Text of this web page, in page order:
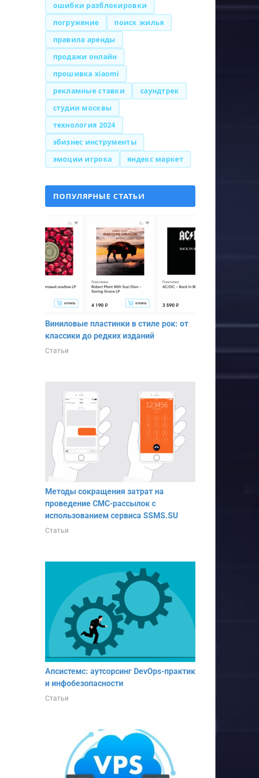
ошибки разблокировки
погружение
поиск жилья
правила аренды
продажи онлайн
прошивка xiaomi
рекламные ставки
саундтрек
студии москвы
технология 2024
эбизнес инструменты
эмоции игрока
яндекс маркет
ПОПУЛЯРНЫЕ СТАТЬИ
Виниловые пластинки в стиле рок: от
классики до редких изданий
Статьи
Методы сокращения затрат на
проведение СМС-рассылок с
использованием сервиса SSMS.SU
Статьи
Апсистемс: аутсорсинг DevOps-практик
и инфобезопасности
Статьи